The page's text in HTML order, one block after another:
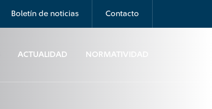
Boletín de noticias Contacto
ACTUALIDAD NORMATIVIDAD